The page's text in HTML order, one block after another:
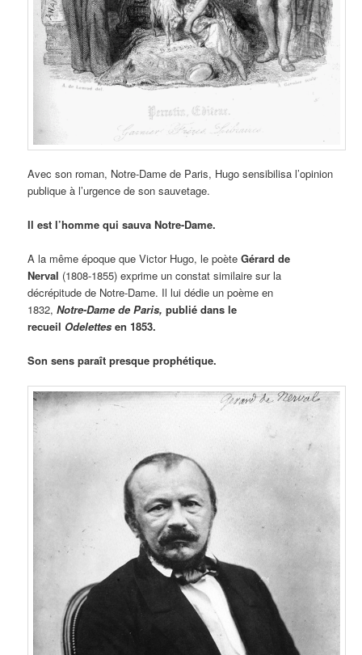
Avec son roman, Notre-Dame de Paris, Hugo sensibilisa l’opinion
publique à l’urgence de son sauvetage.
Il est l’homme qui sauva Notre-Dame.
A la même époque que Victor Hugo, le poèteGérard de
Nerval (1808-1855) exprime un constat similaire sur la
décrépitude de Notre-Dame. Il lui dédie un poème en
1832,Notre-Dame de Paris, publié dans le
recueil Odelettes en 1853.
Son sens paraît presque prophétique.